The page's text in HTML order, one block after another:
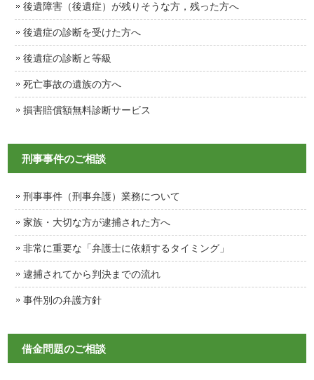
後遺障害（後遺症）が残りそうな方，残った方へ
後遺症の診断を受けた方へ
後遺症の診断と等級
死亡事故の遺族の方へ
損害賠償額無料診断サービス
刑事事件のご相談
刑事事件（刑事弁護）業務について
家族・大切な方が逮捕された方へ
非常に重要な「弁護士に依頼するタイミング」
逮捕されてから判決までの流れ
事件別の弁護方針
借金問題のご相談